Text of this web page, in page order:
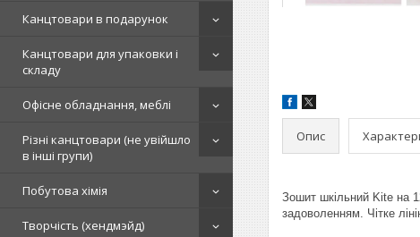
Канцтовари в подарунок
Канцтовари для упаковки і
складу
Офісне обладнання, меблі
Різні канцтовари (не увійшло
в інші групи)
Побутова хімія
Творчість (хендмэйд)
Опис
Зошит шкільний Kite на
задоволенням. Чітке